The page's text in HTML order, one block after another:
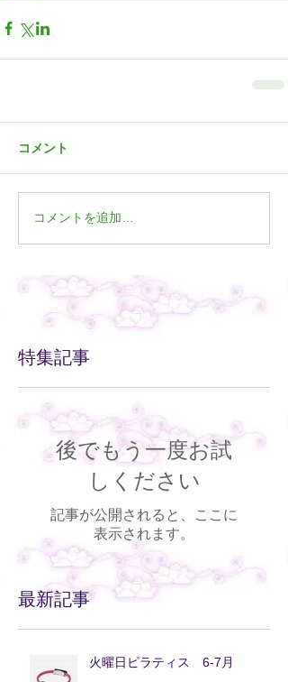
最新記事
特集記事
コメント
コメントを追加…
後でもう一度お試
しください
記事が公開されると、ここに
表示されます。
火曜日ピラティス 6-7月